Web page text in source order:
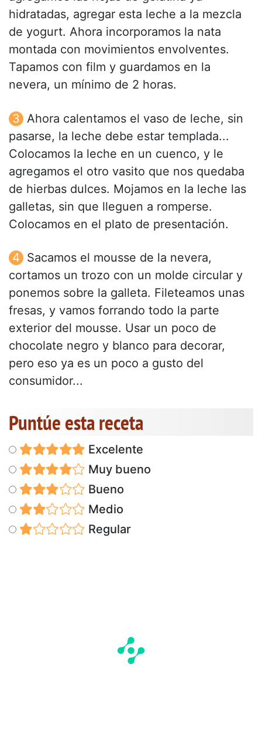
hidratadas, agregar esta leche a la mezcla
de yogurt. Ahora incorporamos la nata
montada con movimientos envolventes.
Tapamos con film y guardamos en la
nevera, un mínimo de 2 horas.
Ahora calentamos el vaso de leche, sin
pasarse, la leche debe estar templada...
Colocamos la leche en un cuenco, y le
agregamos el otro vasito que nos quedaba
de hierbas dulces. Mojamos en la leche las
galletas, sin que lleguen a romperse.
Colocamos en el plato de presentación.
Sacamos el mousse de la nevera,
cortamos un trozo con un molde circular y
ponemos sobre la galleta. Fileteamos unas
fresas, y vamos forrando todo la parte
exterior del mousse. Usar un poco de
chocolate negro y blanco para decorar,
pero eso ya es un poco a gusto del
consumidor...
Puntúe esta receta
Excelente
Muy bueno
Bueno
Medio
Regular